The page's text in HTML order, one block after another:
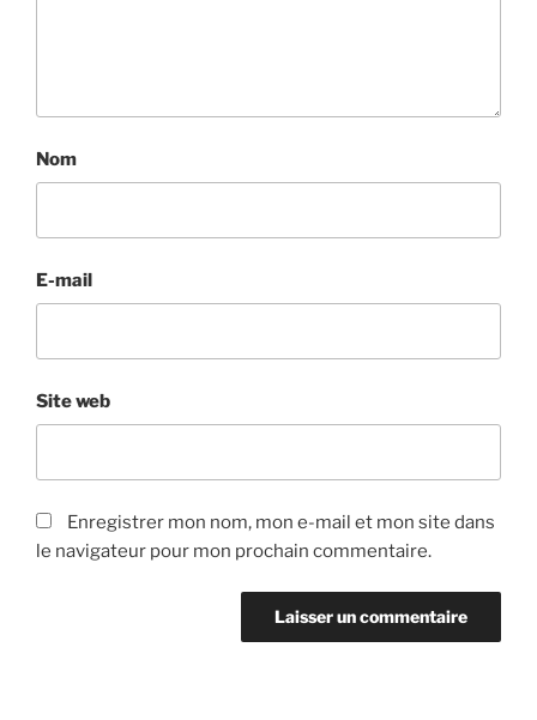
Nom
E-mail
Site web
Enregistrer mon nom, mon e-mail et mon site dans
le navigateur pour mon prochain commentaire.